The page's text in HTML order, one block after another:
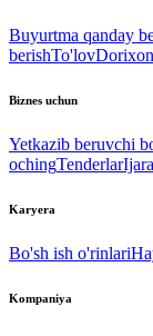
Buyurtma qanday
berishTo'lov
Biznes uchun
Yetkazib beruvchi
ochingTenderlarIjara
Karyera
Bo'sh ish o'rinlari
Kompaniya